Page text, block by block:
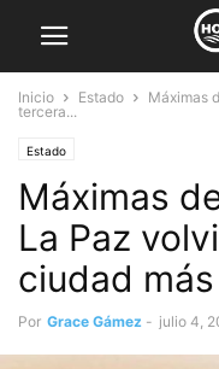
Inicio Estado
Máximas
tercera...
Estado
Máximas
La Paz
ciudad
Por Grace Gámez - julio 4,